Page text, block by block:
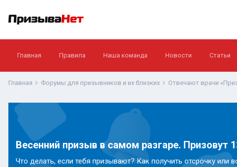
Главная Правила Наша команда Новости Статьи
Главная Форумы для призывников и их близких Отвечают врачи
Весенний призыв в самом разгаре. Призовут
Что делать, если тебя призывают? Как получить отсрочку или